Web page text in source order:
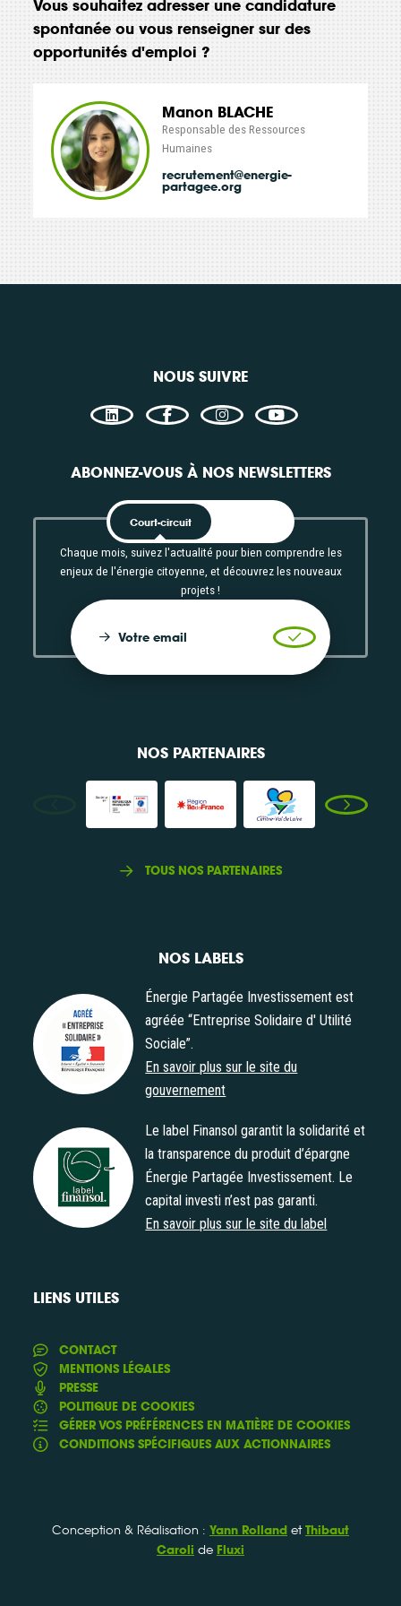
Vous souhaitez adresser une candidature
spontanée ou vous renseigner sur des
opportunités d'emploi ?
Manon BLACHE
Responsable des Ressources
Humaines
recrutement@energie-
partagee.org
NOUS SUIVRE
ABONNEZ-VOUS À NOS NEWSLETTERS
Court-circuit
Chaque mois, suivez l'actualité pour bien comprendre les
enjeux de l'énergie citoyenne, et découvrez les nouveaux
projets !
Votre email Valider
NOS PARTENAIRES
TOUS NOS PARTENAIRES
NOS LABELS
Agrément "Entreprise Solidaire d' Utilité Sociale"
Énergie Partagée Investissement est
agréée “Entreprise Solidaire d' Utilité
Sociale”.
En savoir plus sur le site du
gouvernement
Label Finansol
Le label Finansol garantit la solidarité et
la transparence du produit d’épargne
Énergie Partagée Investissement. Le
capital investi n’est pas garanti.
En savoir plus sur le site du label
LIENS UTILES
CONTACT
MENTIONS LÉGALES
PRESSE
POLITIQUE DE COOKIES
GÉRER VOS PRÉFÉRENCES EN MATIÈRE DE COOKIES
CONDITIONS SPÉCIFIQUES AUX ACTIONNAIRES
Conception & Réalisation : Yann Rolland etThibaut
Caroli de Fluxi